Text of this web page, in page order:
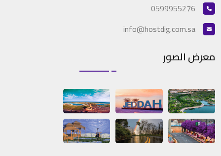
0599955276
info@hostdig.com.sa
معرض الصور